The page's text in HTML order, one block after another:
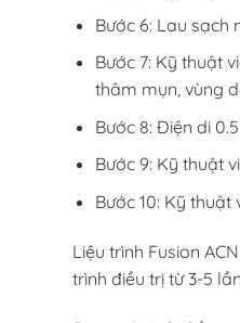
Bước 6: Lau sạch
Bước 7: Kỹ thuật
thâm mụn, vùng
Bước 8: Điện di
Bước 9: Kỹ thuật
Bước 10: Kỹ
Liệu trình Fusion
trình điều trị từ 3-5